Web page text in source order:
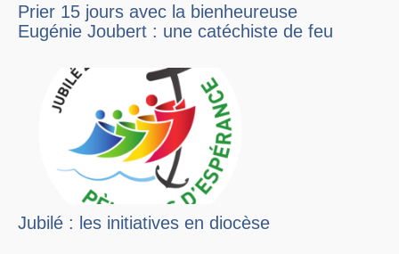
Prier 15 jours avec la bienheureuse
Eugénie Joubert : une catéchiste de feu
Jubilé : les initiatives en diocèse